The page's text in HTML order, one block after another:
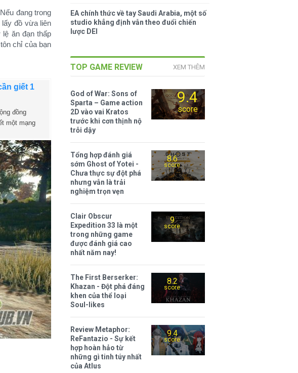
đang trong
đồ vừa liên
ăn đạn thấp
chỉ của bạn
giết 1
đồng
một mạng
EA chính thức về tay Saudi Arabia, một số
studio khẳng định vẫn theo đuổi chiến
lược DEI
TOP GAME REVIEW XEM THÊM
9.4
score
God of War: Sons of
Sparta – Game action
2D vào vai Kratos
trước khi cơn thịnh nộ
trỗi dậy
8.6
score
Tổng hợp đánh giá
sớm Ghost of Yotei -
Chưa thực sự đột phá
nhưng vẫn là trải
nghiệm trọn vẹn
9
score
Clair Obscur
Expedition 33 là một
trong những game
được đánh giá cao
nhất năm nay!
8.2
score
The First Berserker:
Khazan - Đột phá đáng
khen của thể loại
Soul-likes
9.4
score
Review Metaphor:
ReFantazio - Sự kết
hợp hoàn hảo từ
những gì tinh túy nhất
của Atlus